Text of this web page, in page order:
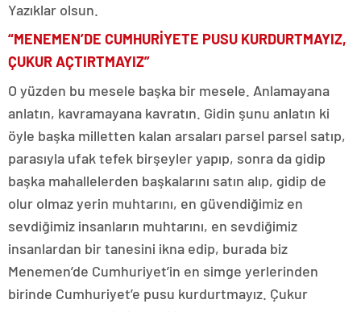
Yazıklar olsun.
“MENEMEN’DE CUMHURİYETE PUSU KURDURTMAYIZ,
ÇUKUR AÇTIRTMAYIZ”
O yüzden bu mesele başka bir mesele. Anlamayana
anlatın, kavramayana kavratın. Gidin şunu anlatın ki
öyle başka milletten kalan arsaları parsel parsel satıp,
parasıyla ufak tefek birşeyler yapıp, sonra da gidip
başka mahallelerden başkalarını satın alıp, gidip de
olur olmaz yerin muhtarını, en güvendiğimiz en
sevdiğimiz insanların muhtarını, en sevdiğimiz
insanlardan bir tanesini ikna edip, burada biz
Menemen’de Cumhuriyet’in en simge yerlerinden
birinde Cumhuriyet’e pusu kurdurtmayız. Çukur